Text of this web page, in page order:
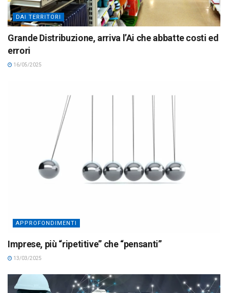
DAI TERRITORI
Grande Distribuzione, arriva l’Ai che abbatte costi ed
errori
16/05/2025
APPROFONDIMENTI
Imprese, più “ripetitive” che “pensanti”
13/03/2025